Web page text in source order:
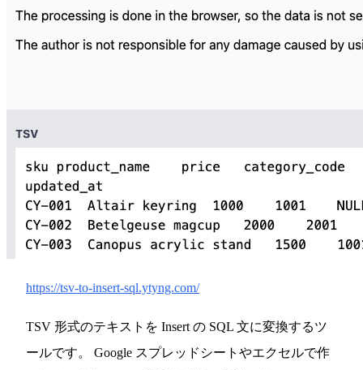
https://tsv-to-insert-sql.ytyng.com/
TSV 形式のテキストを Insert の SQL 文に変換するツ
ールです。 Google スプレッドシートやエクセルで作